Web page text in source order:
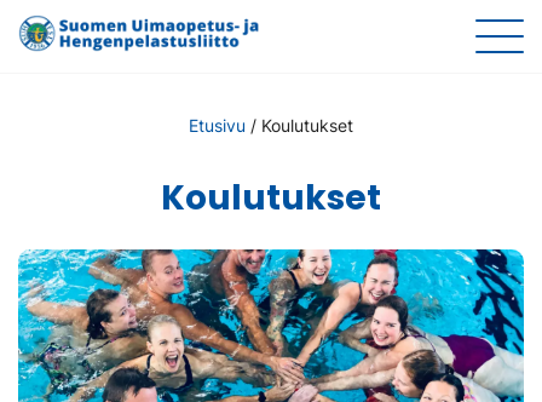
Etusivu / Koulutukset
Koulutukset